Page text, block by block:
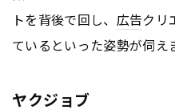
トを背後で回し、 広告クリ
ているといった姿勢が伺え
ヤクジョブ